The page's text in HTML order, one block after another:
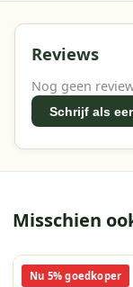
Reviews
Nog geen
Schrijf als
Misschien
Nu 5% goedkoper